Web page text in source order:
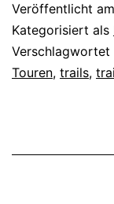
Veröffentlicht am
Kategorisiert als
Verschlagwortet
Touren, trails,